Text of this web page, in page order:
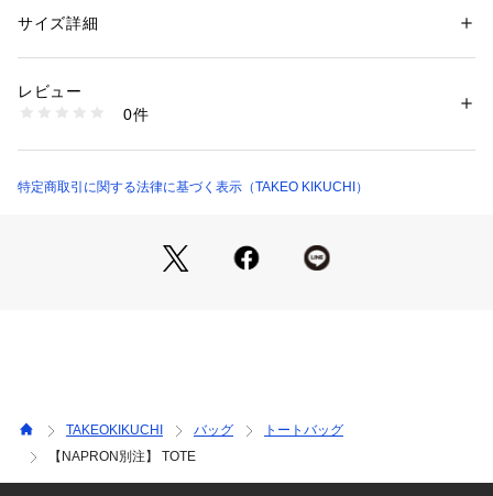
GIFTにもおすすめです!
キャンバス地にターポリンを組み合わせたトートバッグ。
ディテールを極力削ぎ落とし、ミニマルなデザインに仕上げま
で、エコバッグとしても活躍します。
【A4ファイル収納可】
【NAPRONについて】
エプロンを中心にファッションと作業着の中間の物づくりをす
性別：メンズ
素材：本体: 綿100％ ハンドル: 合成樹脂（ターポリン）
商品番号：
G87-01519 （ショップ）
サイズ詳細
レビュー
0件
特定商取引に関する法律に基づく表示（TAKEO KIKUCHI）
TAKEOKIKUCHI バッグ
トートバッグ
【NAPRON別注】 TOTE